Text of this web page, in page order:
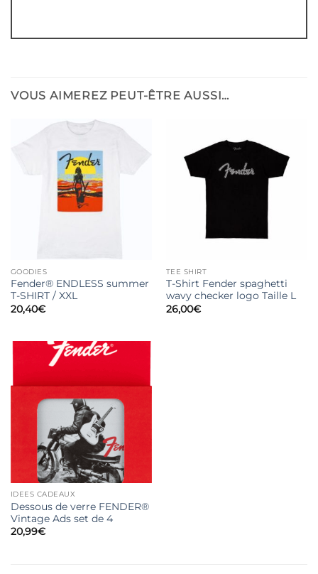
VOUS AIMEREZ PEUT-ÊTRE AUSSI…
GOODIES
Fender® ENDLESS summer
T-SHIRT / XXL
20,40€
TEE SHIRT
T-Shirt Fender spaghetti
wavy checker logo Taille L
26,00€
IDEES CADEAUX
Dessous de verre FENDER®
Vintage Ads set de 4
20,99€